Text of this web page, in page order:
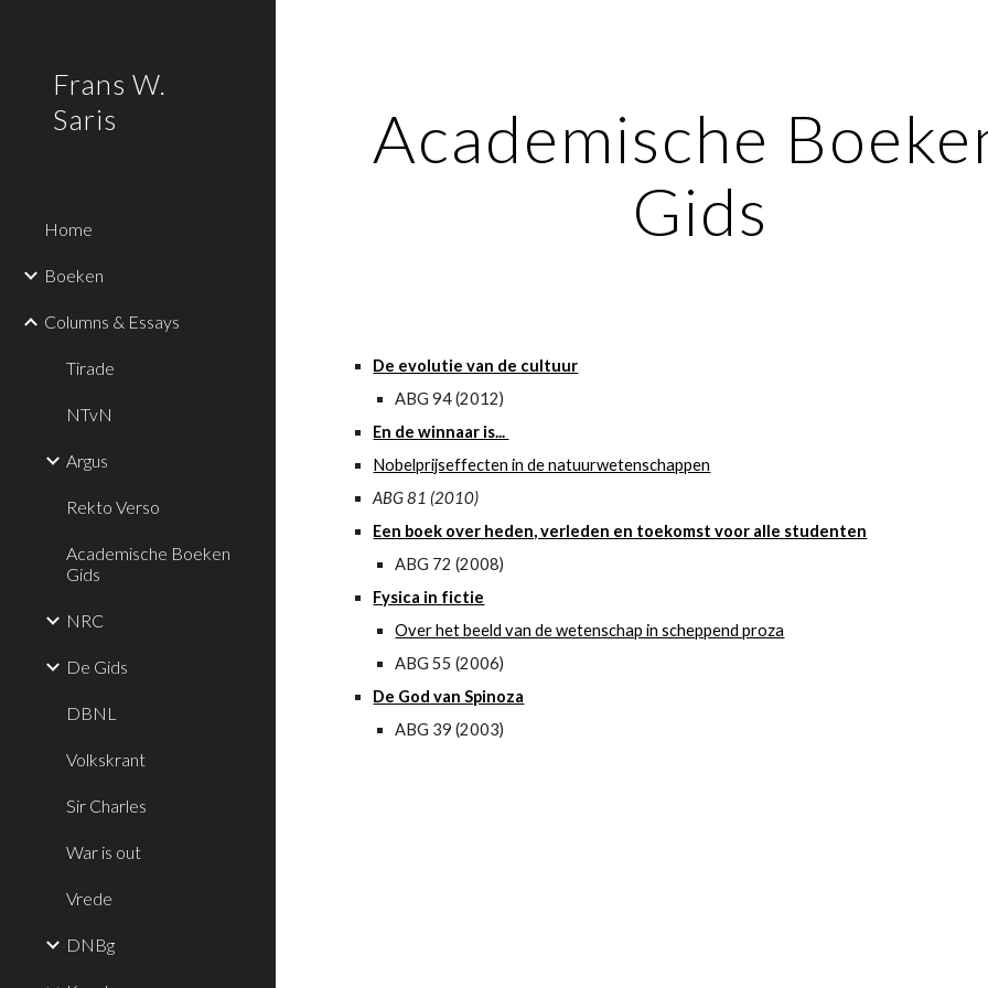
Frans W.
Saris
Home
Boeken
Columns & Essays
Tirade
NTvN
Argus
Rekto Verso
Academische Boeken
Gids
NRC
De Gids
DBNL
Volkskrant
Sir Charles
War is out
Vrede
DNBg
Academische
Gids
De evolutie van de cultuur
ABG 94 (2012)
En de winnaar is...
Nobelprijseffecten in de natuurwetenschappen
ABG 81 (2010)
Een boek over heden, verleden en toekomst voor alle studenten
ABG 72 (2008)
Fysica in fictie
Over het beeld van de wetenschap in scheppend proza
ABG 55 (2006)
De God van Spinoza
ABG 39 (2003)